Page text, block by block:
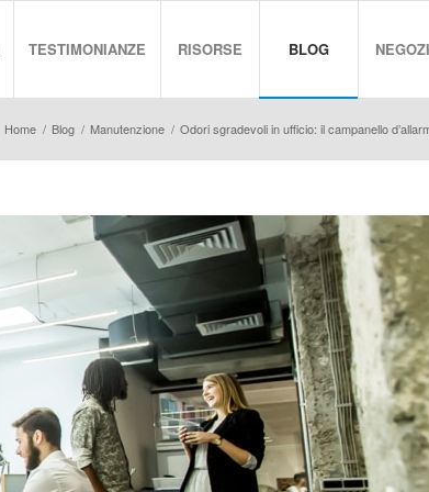
TESTIMONIANZE RISORSE BLOG
Home / Blog / Manutenzione / Odori sgradevoli in ufficio: il campanello